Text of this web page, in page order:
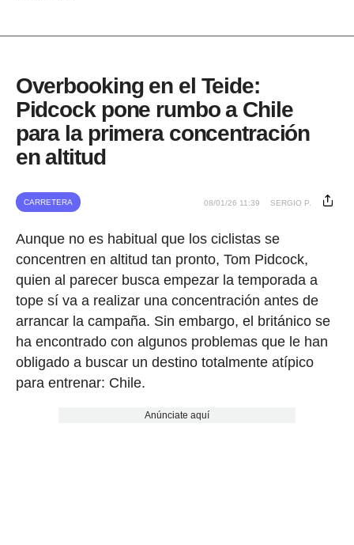
Overbooking en el Teide:
Pidcock pone rumbo a Chile
para la primera concentración
en altitud
CARRETERA 08/01/26 11:39 SERGIO P.
Aunque no es habitual que los ciclistas se
concentren en altitud tan pronto, Tom Pidcock,
quien al parecer busca empezar la temporada a
tope sí va a realizar una concentración antes de
arrancar la campaña. Sin embargo, el británico se
ha encontrado con algunos problemas que le han
obligado a buscar un destino totalmente atípico
para entrenar: Chile.
Anúnciate aquí